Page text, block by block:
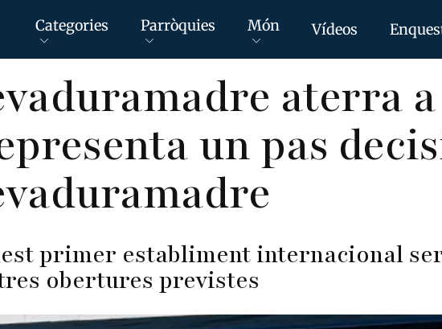
Categories Parròquies Món Vídeos
aterra
un pas
primer establiment internacional
obertures previstes